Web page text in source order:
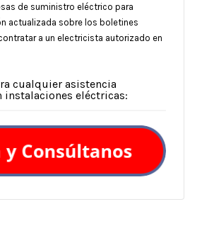
de suministro eléctrico para
actualizada sobre los boletines
a un electricista autorizado en
cualquier asistencia
instalaciones eléctricas: